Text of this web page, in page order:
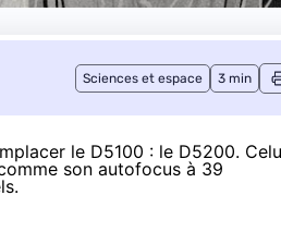
Sciences et espace 3 min
le D5100 : le D5200.
son autofocus à 39